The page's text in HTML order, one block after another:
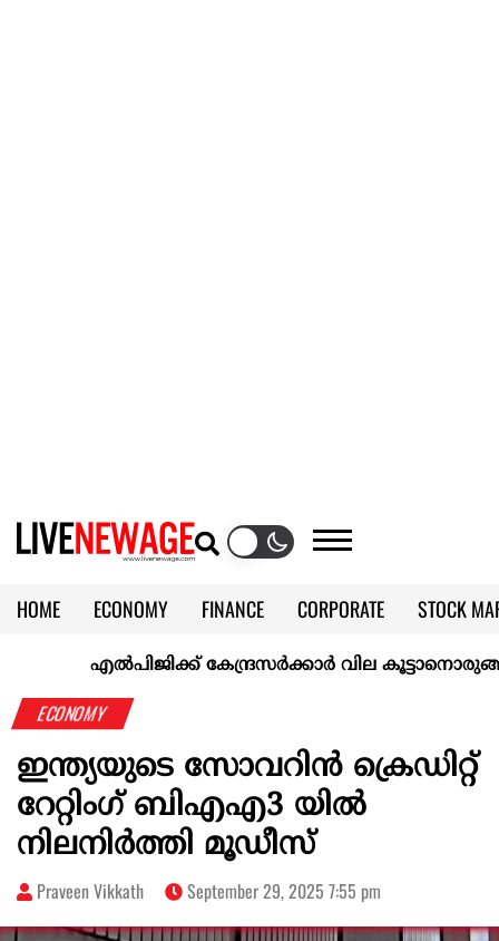
HOME ECONOMY FINANCE CORPORATE
STOCK
CALENDAR
KERALA @70
എല്‍പിജിക്ക് കേന്ദ്രസർക്കാർ വില
ECONOMY
ഇന്ത്യയുടെ സോവറിന്‍ ക്രെഡിറ്റ്
റേറ്റിംഗ് ബിഎഎ3 യില്‍
നിലനിര്‍ത്തി മൂഡീസ്
Praveen Vikkath September 29, 2025 7:55 pm